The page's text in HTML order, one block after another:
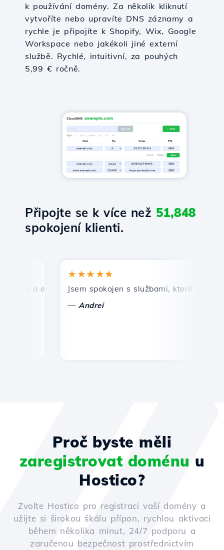
k používání domény. Za několik kliknutí
vytvoříte nebo upravíte DNS záznamy a
rychle je připojíte k Shopify, Wix, Google
Workspace nebo jakékoli jiné externí
službě. Rychlé, intuitivní, za pouhých
5,99 € ročně.
Připojte se k více než 51,848
spokojení klienti.
a efektivní technická podpora.
★★★★★
Jsem spokojen s službami, které nabízí
Andrei
Proč byste měli
zaregistrovat doménu u
Hostico?
Zvolte Hostico pro registraci vaší domény a
užijte si širokou škálu přípon, rychlou aktivaci
během několika minut, 24/7 podporu a
zaručenou bezpečnost prostřednictvím